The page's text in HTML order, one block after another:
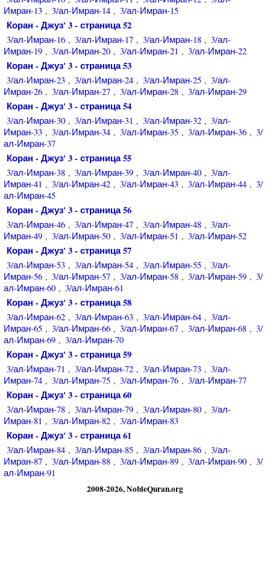
Имран-13 , 3/ал-Имран-14 , 3/ал-Имран-15
Коран - Джуз' 3 - страница 52
3/ал-Имран-16 , 3/ал-Имран-17 , 3/ал-Имран-18 , 3/ал-
Имран-19 , 3/ал-Имран-20 , 3/ал-Имран-21 , 3/ал-Имран-22
Коран - Джуз' 3 - страница 53
3/ал-Имран-23 , 3/ал-Имран-24 , 3/ал-Имран-25 , 3/ал-
Имран-26 , 3/ал-Имран-27 , 3/ал-Имран-28 , 3/ал-Имран-29
Коран - Джуз' 3 - страница 54
3/ал-Имран-30 , 3/ал-Имран-31 , 3/ал-Имран-32 , 3/ал-
Имран-33 , 3/ал-Имран-34 , 3/ал-Имран-35 , 3/ал-Имран-36 , 3/
ал-Имран-37
Коран - Джуз' 3 - страница 55
3/ал-Имран-38 , 3/ал-Имран-39 , 3/ал-Имран-40 , 3/ал-
Имран-41 , 3/ал-Имран-42 , 3/ал-Имран-43 , 3/ал-Имран-44 , 3/
ал-Имран-45
Коран - Джуз' 3 - страница 56
3/ал-Имран-46 , 3/ал-Имран-47 , 3/ал-Имран-48 , 3/ал-
Имран-49 , 3/ал-Имран-50 , 3/ал-Имран-51 , 3/ал-Имран-52
Коран - Джуз' 3 - страница 57
3/ал-Имран-53 , 3/ал-Имран-54 , 3/ал-Имран-55 , 3/ал-
Имран-56 , 3/ал-Имран-57 , 3/ал-Имран-58 , 3/ал-Имран-59 , 3/
ал-Имран-60 , 3/ал-Имран-61
Коран - Джуз' 3 - страница 58
3/ал-Имран-62 , 3/ал-Имран-63 , 3/ал-Имран-64 , 3/ал-
Имран-65 , 3/ал-Имран-66 , 3/ал-Имран-67 , 3/ал-Имран-68 , 3/
ал-Имран-69 , 3/ал-Имран-70
Коран - Джуз' 3 - страница 59
3/ал-Имран-71 , 3/ал-Имран-72 , 3/ал-Имран-73 , 3/ал-
Имран-74 , 3/ал-Имран-75 , 3/ал-Имран-76 , 3/ал-Имран-77
Коран - Джуз' 3 - страница 60
3/ал-Имран-78 , 3/ал-Имран-79 , 3/ал-Имран-80 , 3/ал-
Имран-81 , 3/ал-Имран-82 , 3/ал-Имран-83
Коран - Джуз' 3 - страница 61
3/ал-Имран-84 , 3/ал-Имран-85 , 3/ал-Имран-86 , 3/ал-
Имран-87 , 3/ал-Имран-88 , 3/ал-Имран-89 , 3/ал-Имран-90 , 3/
ал-Имран-91
2008-2026, NobleQuran.org